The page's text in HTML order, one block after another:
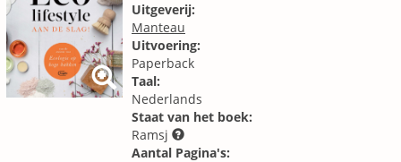
Uitgeverij:
Manteau
Uitvoering:
Paperback
Taal:
Nederlands
Staat van het boek:
Ramsj
Aantal Pagina's: